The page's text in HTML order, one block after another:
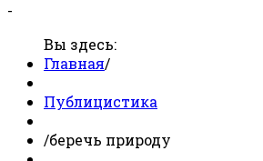
-
Вы здесь:
Главная/
Публицистика
/беречь природу